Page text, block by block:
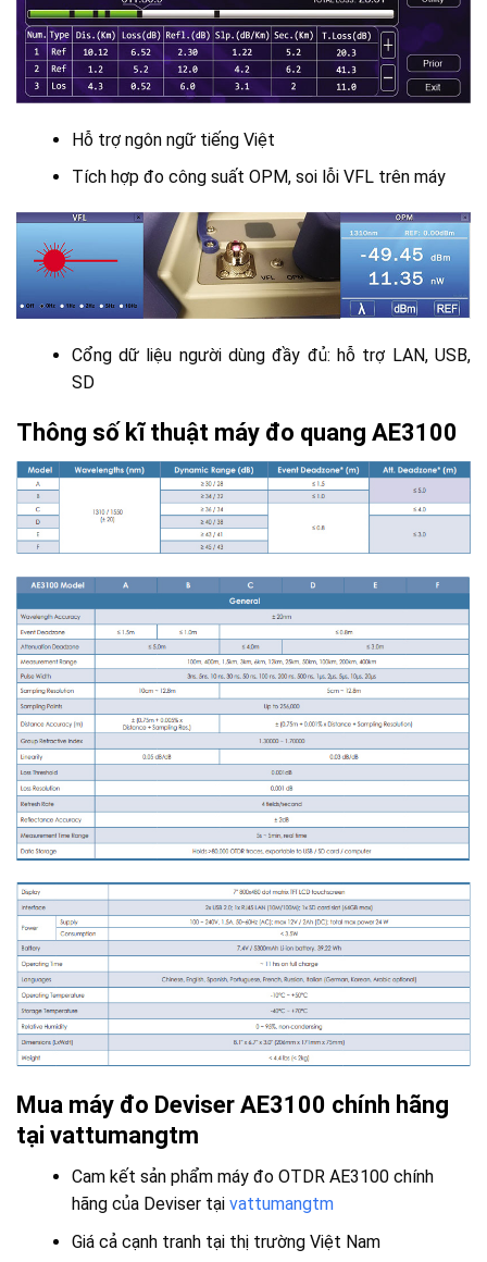
Hỗ trợ ngôn ngữ tiếng Việt
Tích hợp đo công suất OPM, soi lỗi VFL trên máy
Cổng dữ liệu người dùng đầy đủ: hỗ trợ LAN, USB,
SD
Thông số kĩ thuật máy đo quang AE3100
Mua máy đo Deviser AE3100 chính hãng
tại vattumangtm
Cam kết sản phẩm máy đo OTDR AE3100 chính
hãng của Deviser tại vattumangtm
Giá cả cạnh tranh tại thị trường Việt Nam